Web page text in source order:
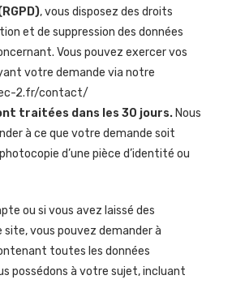
, vous disposez des droits
et de suppression des données
Vous pouvez exercer vos
votre demande via notre
2.fr/contact/
traitées dans les 30 jours. Nous
à ce que votre demande soit
d’une pièce d’identité ou
ou si vous avez laissé des
vous pouvez demander à
toutes les données
possédons à votre sujet, incluant